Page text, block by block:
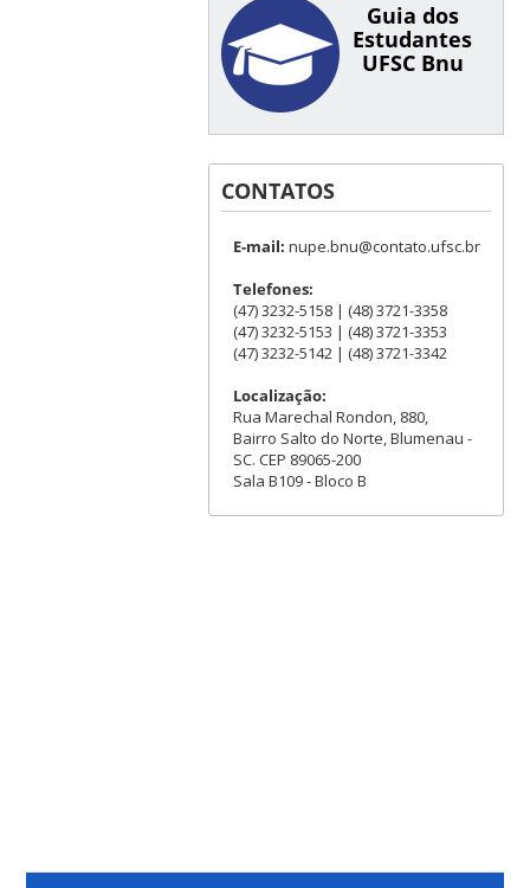
Guia dos
Estudantes
UFSC Bnu
CONTATOS
E-mail: nupe.bnu@contato.ufsc.br
Telefones:
(47) 3232-5158 | (48) 3721-3358
(47) 3232-5153 | (48) 3721-3353
(47) 3232-5142 | (48) 3721-3342
Localização:
Rua Marechal Rondon, 880,
Bairro Salto do Norte, Blumenau -
SC. CEP 89065-200
Sala B109 - Bloco B